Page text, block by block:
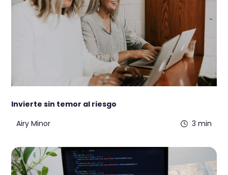
Invierte sin temor al riesgo
Airy Minor
3 min